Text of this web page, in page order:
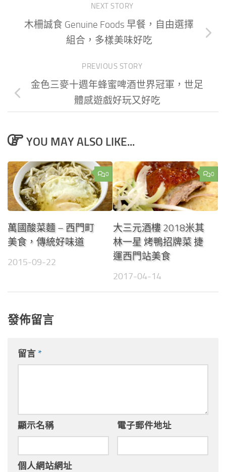
NEXT STORY
木柵誠食 Genuine Foods 早餐，自由選擇
組合，多樣美味好吃
PREVIOUS STORY
金色三麥十週年蜂蜜啤酒世界冠軍，世足
體感遊戲好玩又好吃
YOU MAY ALSO LIKE...
0
萬國酸菜麵 – 西門町
美食，傳統好味道
2015-09-22
0
大三元酒樓 2018米其
林一星 烤鴨招牌菜 捷
運西門站美食
2017-04-14
發佈留言
留言 *
顯示名稱 電子郵件地址
個人網站網址